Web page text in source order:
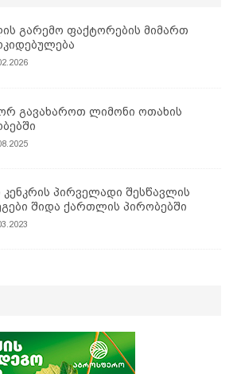
გარემო ფაქტორების მიმართ
გავახაროთ ლიმონი ოთახის
კენკრის პირველადი შესწავლის
შიდა ქართლის პირობებში